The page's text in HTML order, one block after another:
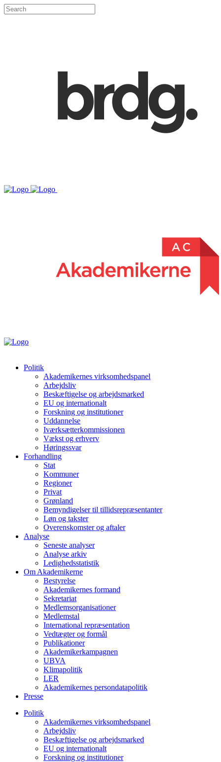
Politik
Akademikernes virksomhedspanel
Arbejdsliv
Beskæftigelse og arbejdsmarked
EU og internationalt
Forskning og institutioner
Uddannelse
Iværksætterkommissionen
Vækst og erhverv
Høringssvar
Forhandling
Stat
Kommuner
Regioner
Privat
Grønland
Bemyndigelser til tillidsrepræsentanter
Løn og takster
Overenskomster og aftaler
Analyse
Seneste analyser
Analyse arkiv
Ledighedsstatistik
Om Akademikerne
Bestyrelse
Akademikernes formand
Sekretariat
Medlemsorganisationer
Medlemstal
International repræsentation
Vedtægter og formål
Publikationer
Akademikerkampagnen
UBVA
Klimapolitik
LER
Akademikernes persondatapolitik
Presse
Politik
Akademikernes virksomhedspanel
Arbejdsliv
Beskæftigelse og arbejdsmarked
EU og internationalt
Forskning og institutioner